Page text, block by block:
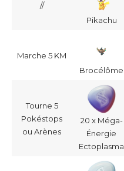
//
Pikachu
Marche 5 KM
Brocélôme
Tourne 5
Pokéstops
ou Arènes
20 x Méga-
Énergie
Ectoplasma